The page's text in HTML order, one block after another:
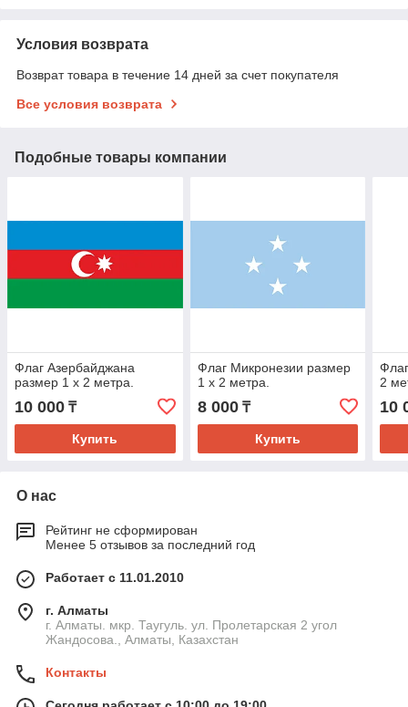
Условия возврата
Возврат товара в течение 14 дней за счет покупателя
Все условия возврата
Подобные товары компании
Флаг Азербайджана
размер 1 х 2 метра.
10 000 ₸
Купить
Флаг Микронезии размер
1 х 2 метра.
8 000₸
Купить
2
10
О нас
Рейтинг не сформирован
Менее 5 отзывов за последний год
Работает с 11.01.2010
г. Алматы
г. Алматы. мкр. Таугуль. ул. Пролетарская 2 угол
Жандосова., Алматы, Казахстан
Контакты